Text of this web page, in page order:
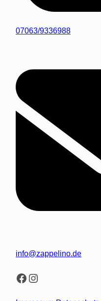
07063/9336988
info@zappelino.de
Facebook
Instagram